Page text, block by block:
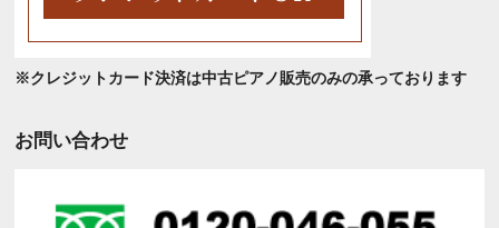
※クレジットカード決済は中古ピアノ販売のみの承っております
お問い合わせ